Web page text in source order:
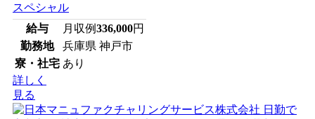
スペシャル
給与
月収例336,000円
勤務地
兵庫県 神戸市
寮・社宅 あり
詳しく
見る